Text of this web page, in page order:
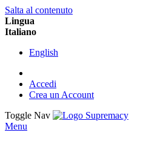
Salta al contenuto
Lingua
Italiano
English
Accedi
Crea un Account
Toggle Nav
Menu